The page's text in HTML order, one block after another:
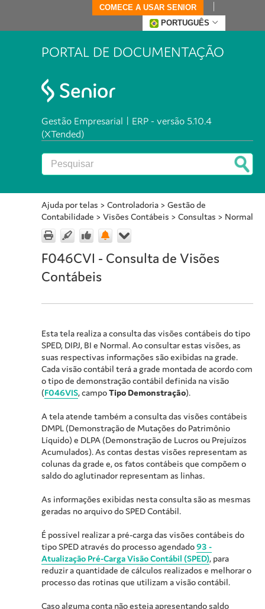
COMECE A USAR SENIOR
PORTUGUÊS
PORTAL DE DOCUMENTAÇÃO
Gestão Empresarial | ERP - versão 5.10.4
(XTended)
Ajuda por telas > Controladoria > Gestão de
Contabilidade > Visões Contábeis > Consultas > Normal
F046CVI - Consulta de Visões
Contábeis
Esta tela realiza a consulta das visões contábeis do tipo
SPED, DIPJ, BI e Normal. Ao consultar estas visões, as
suas respectivas informações são exibidas na grade.
Cada visão contábil terá a grade montada de acordo com
o tipo de demonstração contábil definida na visão
(F046VIS, campoTipo Demonstração).
A tela atende também a consulta das visões contábeis
DMPL (Demonstração de Mutações do Patrimônio
Líquido) e DLPA (Demonstração de Lucros ou Prejuízos
Acumulados). As contas destas visões representam as
colunas da grade e, os fatos contábeis que compõem o
saldo do aglutinador representam as linhas.
As informações exibidas nesta consulta são as mesmas
geradas no arquivo do SPED Contábil.
É possível realizar a pré-carga das visões contábeis do
tipo SPED através do processo agendado93 -
Atualização Pré-Carga Visão Contábil (SPED), para
reduzir a quantidade de cálculos realizados e melhorar o
processo das rotinas que utilizam a visão contábil.
Caso alguma conta não esteja apresentando saldo